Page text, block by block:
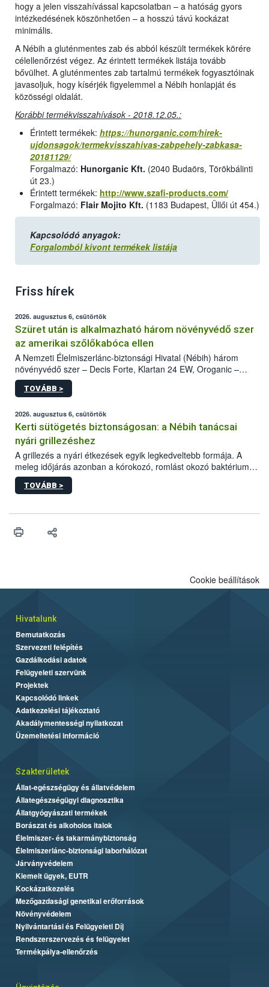
hogy a jelen visszahívással kapcsolatban – a hatóság gyors
intézkedésének köszönhetően – a hosszú távú kockázat
minimális.
A Nébih a gluténmentes zab és abból készült termékek körére
célellenőrzést végez. Az érintett termékek listája tovább
bővülhet. A gluténmentes zab tartalmú termékek fogyasztóinak
javasoljuk, hogy kísérjék figyelemmel a Nébih honlapját és
közösségi oldalát.
Korábbi termékvisszahívások - 2018.12.05.:
Érintett termékek: https://hunorganic.com/hirek-
ujdonsagok/termekvisszahivas-zabpehely-zabkasa-
20181129/
Forgalmazó: Hunorganic Kft. (2040 Budaörs, Törökbálinti
út 23.)
Érintett termékek: http://www.szafi-products.com/
Forgalmazó: Flair Mojito Kft. (1183 Budapest, Üllői út 454.)
Kapcsolódó anyagok:
Forgalomból kivont termékek listája
Friss hírek
2026. augusztus 6, csütörtök
Szüret után is alkalmazható három növényvédő szer
az amerikai szőlőkabóca ellen
A Nemzeti Élelmiszerlánc-biztonsági Hivatal (Nébih) három
növényvédő szer – Decis Forte, Klartan 24 EW, Oroganic –
engedélyokiratát módosította, így azok a szüretet követően,
egészen a vesszőérettség (BBCH 91) stádiumáig
érésű szőlőkben is legyen lehetőség a károsító elleni további
védekezésre. Az Oroganic készítmény kis kiszerelésben kiskerti
felhasználók számára is elérhető és ökológiai termesztésben is
engedélyezett.
TOVÁBB >
2026. augusztus 6, csütörtök
Kerti sütögetés biztonságosan: a Nébih tanácsai
nyári grillezéshez
A grillezés a nyári étkezések egyik legkedveltebb formája. A
meleg időjárás azonban a kórokozó, romlást okozó baktériumok
gyorsabb szaporodásának is kedvez. A szabadtéri sütögetés
ezért nem csupán a megfelelő sütési technikáról szól: legalább
higiéniai szabályok betartása, a megfelelő hőkezelés, valamint a
biztonsági Hivatal (Nébih) Oktatási Programja összegyűjtötte a
TOVÁBB >
Cookie beállítások
Hivatalunk
Bemutatkozás
Szervezeti felépítés
Gazdálkodási adatok
Felügyeleti szervünk
Projektek
Kapcsolódó linkek
Adatkezelési tájékoztató
Akadálymentességi nyilatkozat
Üzemeltetési információ
Szakterületek
Állat-egészségügy és állatvédelem
Állategészségügyi diagnosztika
Állatgyógyászati termékek
Borászat és alkoholos italok
Élelmiszer- és takarmánybiztonság
Élelmiszerlánc-biztonsági laborhálózat
Járványvédelem
Kiemelt ügyek, EUTR
Kockázatkezelés
Mezőgazdasági genetikai erőforrások
Növényvédelem
Nyilvántartási és Felügyeleti Díj
Rendszerszervezés és felügyelet
Termékpálya-ellenőrzés